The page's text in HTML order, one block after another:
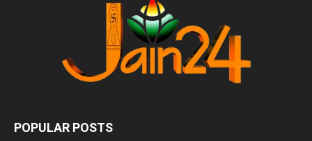
POPULAR POSTS